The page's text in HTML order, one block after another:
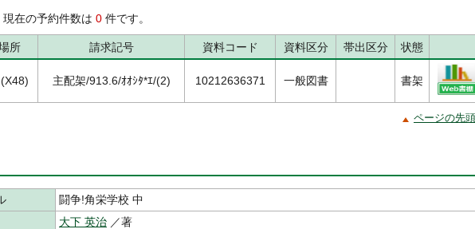
現在の予約件数は 0 件です。
所 請求記号 資料コード 資料区分 帯出区分 状態
主配架/913.6/ｵｵｼﾀ*ｴ/(2) 10212636371 一般図書 書架
ページの先
闘争!角栄学校 中
大下 英治 ／著